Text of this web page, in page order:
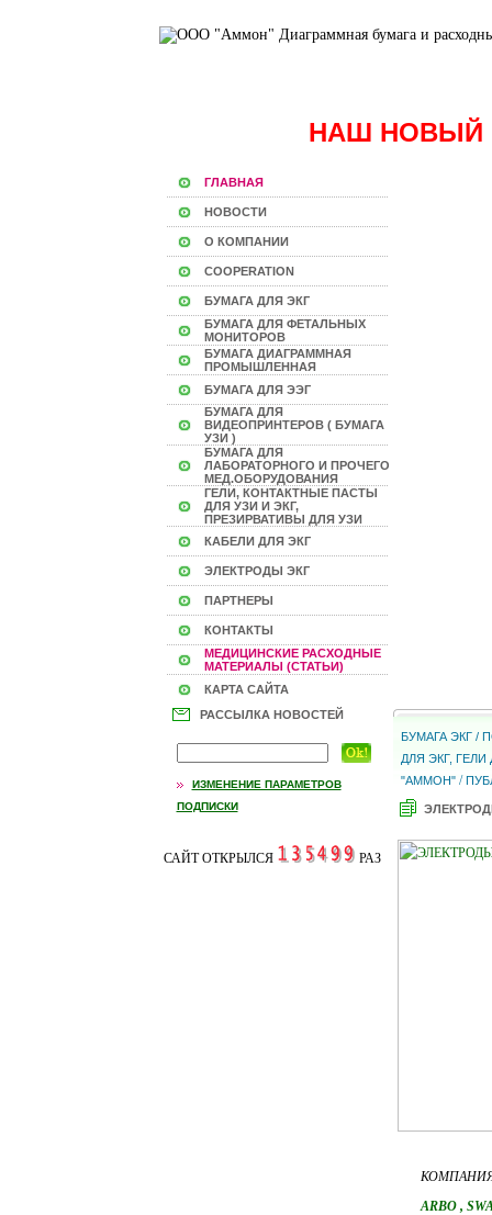
НАШ НОВЫЙ
ГЛАВНАЯ
НОВОСТИ
О КОМПАНИИ
COOPERATION
БУМАГА ДЛЯ ЭКГ
БУМАГА ДЛЯ ФЕТАЛЬНЫХ
МОНИТОРОВ
БУМАГА ДИАГРАММНАЯ
ПРОМЫШЛЕННАЯ
БУМАГА ДЛЯ ЭЭГ
БУМАГА ДЛЯ
ВИДЕОПРИНТЕРОВ ( БУМАГА
УЗИ )
БУМАГА ДЛЯ
ЛАБОРАТОРНОГО И ПРОЧЕГО
МЕД.ОБОРУДОВАНИЯ
ГЕЛИ, КОНТАКТНЫЕ ПАСТЫ
ДЛЯ УЗИ И ЭКГ,
ПРЕЗИРВАТИВЫ ДЛЯ УЗИ
КАБЕЛИ ДЛЯ ЭКГ
ЭЛЕКТРОДЫ ЭКГ
ПАРТНЕРЫ
КОНТАКТЫ
МЕДИЦИНСКИЕ РАСХОДНЫЕ
МАТЕРИАЛЫ (СТАТЬИ)
КАРТА САЙТА
РАССЫЛКА НОВОСТЕЙ
ИЗМЕНЕНИЕ ПАРАМЕТРОВ
ПОДПИСКИ
САЙТ ОТКРЫЛСЯ РАЗ
БУМАГА ЭКГ /
ДЛЯ ЭКГ,
"АММОН"/
ARBO ,